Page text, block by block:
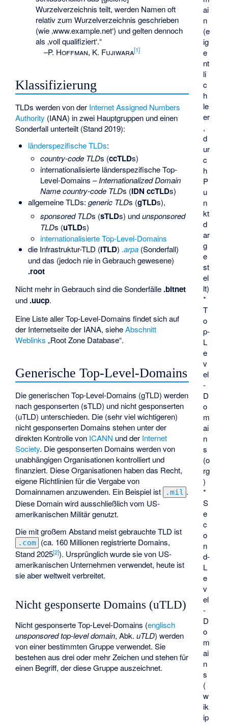
ai
n
(e
ig
e
nt
li
c
h
le
er
,
d
ur
c
h
P
u
n
kt
d
ar
g
e
st
el
lt)
*
T
o
p-
L
e
v
el
-
D
o
m
ai
n
s
(o
rg
)
*
S
e
c
o
n
d-
L
e
v
el
-
D
o
m
ai
n
s
(
w
ik
ip
Wurzelverzeichnis teilt, werden Namen oft
relativ zum Wurzelverzeichnis geschrieben
(wie ‚www.example.net‘) und gelten dennoch
als ‚voll qualifiziert‘.“
–P. Hoffman, K. Fujiwara[1]
Klassifizierung
TLDs werden von der Internet Assigned Numbers
Authority (IANA) in zwei Hauptgruppen und einen
Sonderfall unterteilt (Stand 2019):
länderspezifische TLDs:
country-code TLDs (ccTLDs)
internationalisierte länderspezifische Top-
Level-Domains –Internationalized Domain
Name country-code TLDs (IDN ccTLDs)
allgemeine TLDs: generic TLDs (gTLDs),
sponsored TLDs (sTLDs) undunsponsored
TLDs (uTLDs)
internationalisierte Top-Level-Domains
die Infrastruktur-TLD (iTLD) .arpa(Sonderfall)
und das (jedoch nie in Gebrauch gewesene)
.root
Nicht mehr in Gebrauch sind die Sonderfälle .bitnet
und .uucp.
Eine Liste aller Top-Level-Domains findet sich auf
der Internetseite der IANA, sieheAbschnitt
Weblinks „Root Zone Database“.
Generische Top-Level-Domains
Die generischen Top-Level-Domains (gTLD) werden
nach gesponserten (sTLD) und nicht gesponserten
(uTLD) unterschieden. Die (sehr viel wichtigeren)
nicht gesponserten Domains stehen unter der
direkten Kontrolle von ICANN und der Internet
Society. Die gesponserten Domains werden von
unabhängigen Organisationen kontrolliert und
finanziert. Diese Organisationen haben das Recht,
eigene Richtlinien für die Vergabe von
Domainnamen anzuwenden. Ein Beispiel ist
.mil .
Diese Domain wird ausschließlich vom US-
amerikanischen Militär genutzt.
Die mit großem Abstand meist gebrauchte TLD ist
.com (ca. 160 Millionen registrierte Domains,
Stand 2025[2]). Ursprünglich wurde sie von US-
amerikanischen Unternehmen verwendet, heute ist
sie aber weltweit verbreitet.
Nicht gesponserte Domains (uTLD)
Nicht gesponserte Top-Level-Domains (englisch
unsponsored top-level domain, Abk.uTLD) werden
von einer bestimmten Gruppe verwendet. Sie
bestehen aus drei oder mehr Zeichen und stehen für
einen Begriff, der diese Gruppe auszeichnet.